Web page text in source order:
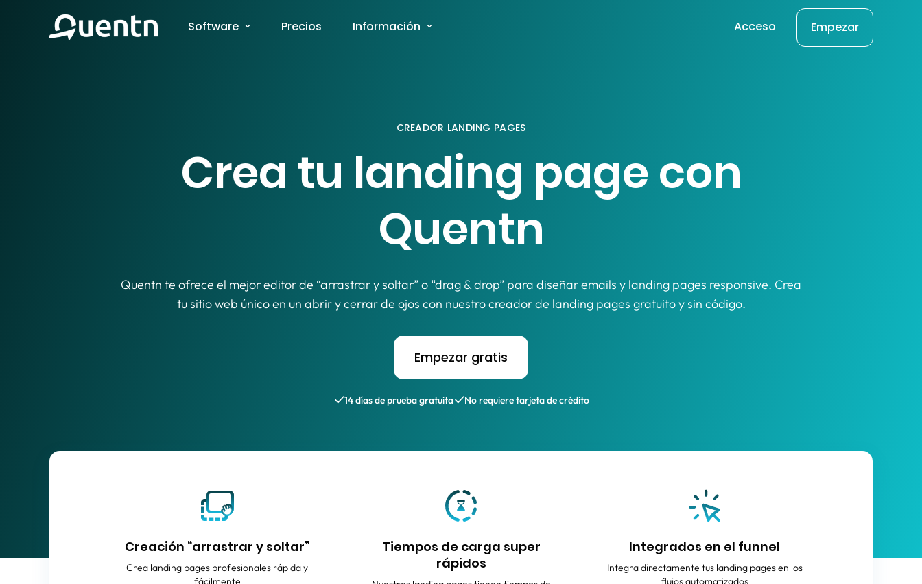
Software Precios Información Acceso Empezar
CREADOR LANDING PAGES
Crea tu landing page con
Quentn
Quentn te ofrece el mejor editor de “arrastrar y soltar” o “drag & drop” para diseñar emails y landing pages responsive. Crea
tu sitio web único en un abrir y cerrar de ojos con nuestro creador de landing pages gratuito y sin código.
Empezar gratis
14 días de prueba gratuita No requiere tarjeta de crédito
Creación “arrastrar y soltar”
Crea landing pages profesionales rápida y
fácilmente
Tiempos de carga super
rápidos
Integrados en el funnel
Integra directamente tus landing pages en los
flujos automatizados